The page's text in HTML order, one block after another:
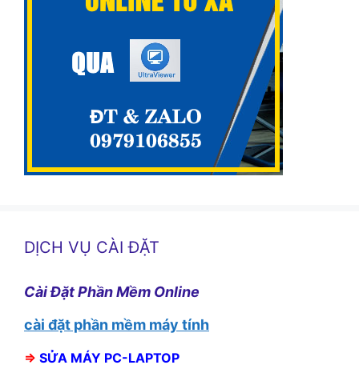
DỊCH VỤ CÀI ĐẶT
Cài Đặt Phần Mềm Online
cài đặt phần mềm máy tính
⇒ SỬA MÁY PC-LAPTOP